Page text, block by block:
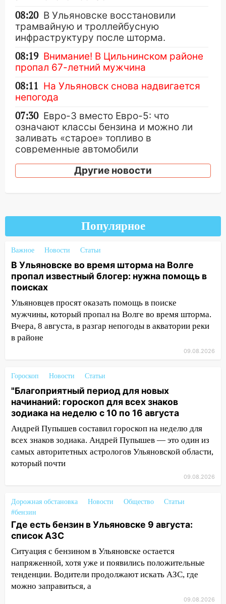
08:20 В Ульяновске восстановили
трамвайную и троллейбусную
инфраструктуру после шторма.
08:19 Внимание! В Цильнинском районе
пропал 67-летний мужчина
08:11 На Ульяновск снова надвигается
непогода
07:30 Евро-3 вместо Евро-5: что
означают классы бензина и можно ли
заливать «старое» топливо в
современные автомобили
06:30 Какая погода будет в Ульяновской
области днем 9 августа
три знака получат шанс, который нельзя
08.08.2026
20:10 Во время урагана в Ульяновске на
Волге перевернулась лодка
19:55 В Ульяновске упавшее дерево
заблокировало в машине двух женщин
17:15
В Ульяновской области
ремонтируют девять мостов: один уже
готов, ещё два — почти завершены
урагана 8 августа
16:38 Прогноз погоды в Ульяновской
области на 9 августа
Из-за мощной непогоды в
Ульяновске отменили фестиваль «Наше
время»
16:17 Мелекесский район первым в
Ульяновской области намолотил более
15:17 В колледжи и техникумы
Ульяновской области подали более 10
тысяч заявлений
после шторма: поваленные деревья и
затопленные улицы
14:28
Ураган вырвал остановку на улице
Другие новости
Популярное
Важное Новости Статьи
В Ульяновске во время шторма на Волге
пропал известный блогер: нужна помощь в
поисках
Ульяновцев просят оказать помощь в поиске
мужчины, который пропал на Волге во время шторма.
Вчера, 8 августа, в разгар непогоды в акватории реки
в районе
09.08.2026
Гороскоп Новости Статьи
"Благоприятный период для новых
начинаний: гороскоп для всех знаков
зодиака на неделю с 10 по 16 августа
Андрей Пупышев составил гороскоп на неделю для
всех знаков зодиака. Андрей Пупышев — это один из
самых авторитетных астрологов Ульяновской области,
который почти
09.08.2026
Дорожная обстановка Новости Общество
Статьи
#бензин
Где есть бензин в Ульяновске 9 августа:
список АЗС
Ситуация с бензином в Ульяновске остается
напряженной, хотя уже и появились положительные
тенденции. Водители продолжают искать АЗС, где
можно заправиться, а
09.08.2026